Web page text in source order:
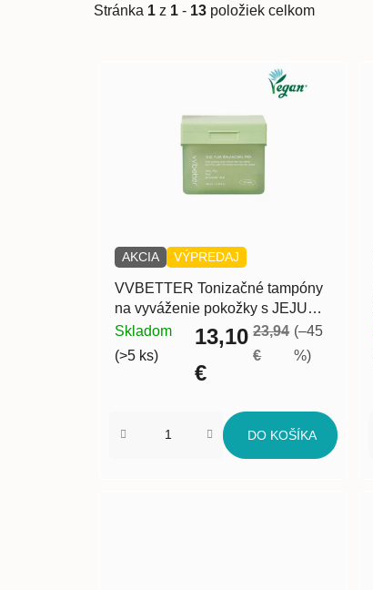
Stránka 1 z 1 - 13 položiek celkom
AKCIA VÝPREDAJ
VVBETTER Tonizačné tampóny
na vyváženie pokožky s JEJU
YUJA 120 ks
Skladom
(>5 ks)
13,10
€
23,94
€
(–45
%)
DO KOŠÍKA